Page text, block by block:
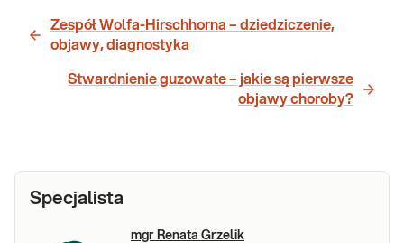
Zespół Wolfa-Hirschhorna – dziedziczenie,
objawy, diagnostyka
Stwardnienie guzowate – jakie są pierwsze
objawy choroby?
Specjalista
mgr Renata Grzelik